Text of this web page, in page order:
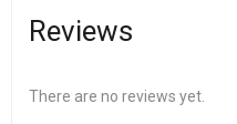
Reviews
There are no reviews yet.